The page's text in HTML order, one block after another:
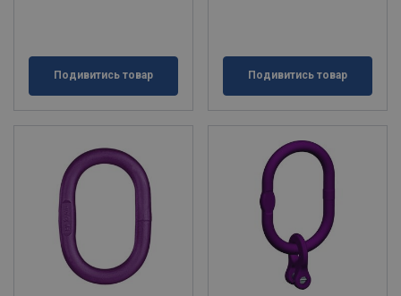
Подивитись товар Подивитись товар